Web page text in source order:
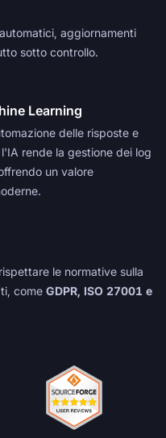
aggiornamenti
sotto controllo.
Learning
delle risposte e
rende la gestione dei log
un valore
le normative sulla
comeGDPR, ISO 27001 e